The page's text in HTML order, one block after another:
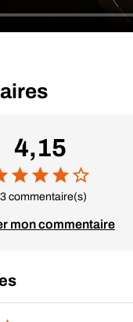
4,15
commentaire(s)
mon commentaire